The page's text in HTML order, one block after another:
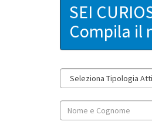
SEI
Compila il